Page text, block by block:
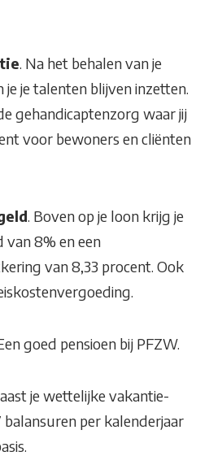
Na het behalen van je
je talenten blijven inzetten.
gehandicaptenzorg waar jij
voor bewoners en cliënten
. Boven op je loon krijg je
8% en een
van 8,33 procent. Ook
goed pensioen bij PFZW.
je wettelijke vakantie-
balansuren per kalenderjaar